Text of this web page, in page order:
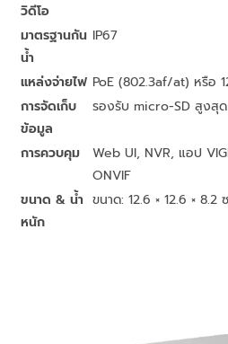
วิดีโอ
มาตรฐานกัน
น้ำ
IP67
แหล่งจ่ายไฟ PoE (802.3af/at) หรือ
การจัดเก็บ
ข้อมูล
รองรับ micro-SD สูงสุด
การควบคุม
Web UI, NVR, แอป
ONVIF
ขนาด & น้ำ
หนัก
ขนาด: 12.6 × 12.6 ×